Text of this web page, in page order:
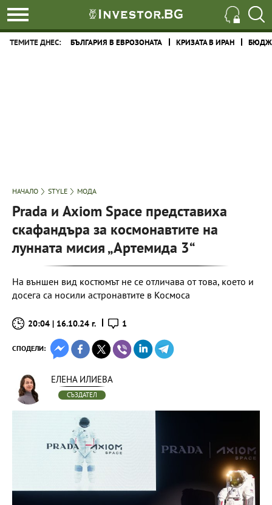
ТЕМИТЕ ДНЕС: БЪЛГАРИЯ В ЕВРОЗОНАТА КРИЗАТА В ИРАН
НАЧАЛО STYLE МОДА
Prada и Axiom Space представиха
скафандъра за космонавтите на
лунната мисия „Артемида 3“
На външен вид костюмът не се отличава от това, което и
досега са носили астронавтите в Космоса
20:04 | 16.10.24 г. 1
СПОДЕЛИ:
ЕЛЕНА ИЛИЕВА
СЪЗДАТЕЛ